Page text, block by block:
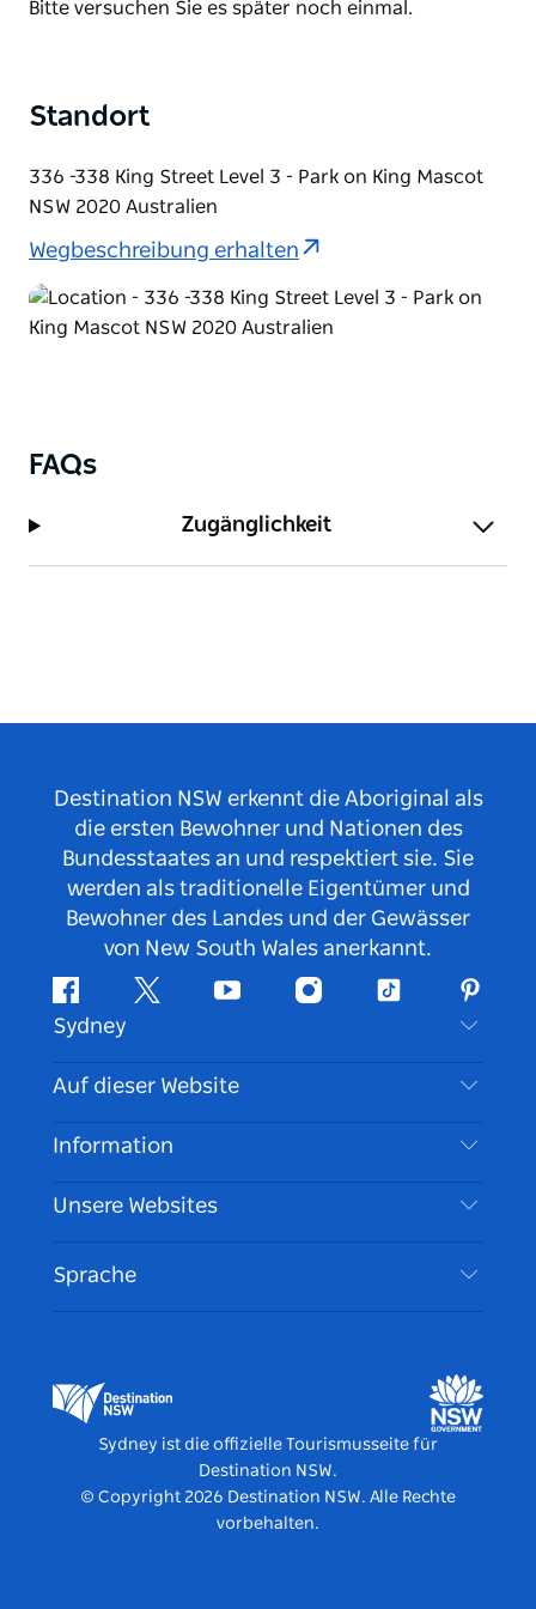
List
Bitte versuchen Sie es später noch einmal.
Standort
336 -338 King Street Level 3 - Park on King Mascot
NSW 2020 Australien
Wegbeschreibung erhalten
FAQs
Zugänglichkeit
Destination NSW erkennt die Aboriginal als
die ersten Bewohner und Nationen des
Bundesstaates an und respektiert sie. Sie
werden als traditionelle Eigentümer und
Bewohner des Landes und der Gewässer
von New South Wales anerkannt.
FacebookTwitter YouTubeInstagramTikTok
Sydney
Kontaktieren Sie uns
Haftungsausschluss
Cookie Notice
Auf dieser Website
Reiseziele
Aktivitäten
Veranstaltungen
Unterkunft
Information
Reiseinformationen
Barrierefreies Sydney
Tragen Sie Ihr Unternehmen ein
Unsere Websites
Destination NSW Medienzentrum
Vivid Sydney
Sprache
Sydney ist die offizielle Tourismusseite für
Destination NSW.
© Copyright 2026 Destination NSW. Alle Rechte
vorbehalten.